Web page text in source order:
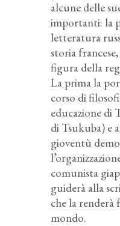
alcune delle
importanti: la
letteratura
storia
figura della
La prima la
corso di
educazione di
di Tsukuba) e
gioventù
comunista
guiderà alla
che la
mondo.